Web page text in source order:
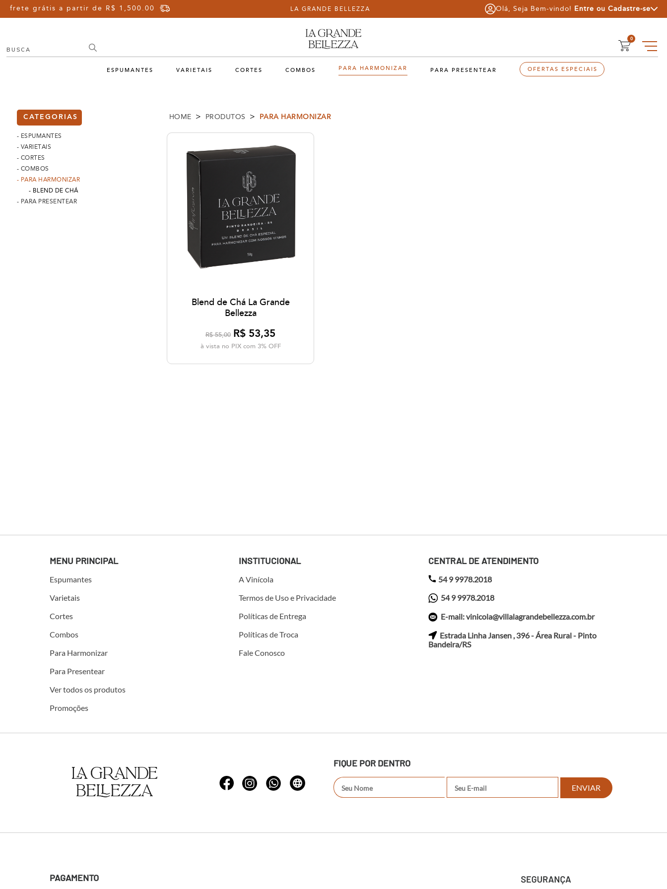
frete grátis a partir de R$ 1,500.00 LA GRANDE BELLEZZA Olá, Seja Bem-vindo! Entre ou Cadastre-se
0
ESPUMANTES VARIETAIS CORTES COMBOS PARA HARMONIZAR PARA PRESENTEAR OFERTAS ESPECIAIS
CATEGORIAS
- ESPUMANTES
- VARIETAIS
- CORTES
- COMBOS
- PARA HARMONIZAR
- BLEND DE CHÁ
- PARA PRESENTEAR
HOME > PRODUTOS > PARA HARMONIZAR
Blend de Chá La Grande
Bellezza
R$ 55,00 R$ 53,35
à vista no PIX com 3% OFF
MENU PRINCIPAL
Espumantes
Varietais
Cortes
Combos
Para Harmonizar
Para Presentear
Ver todos os produtos
Promoções
INSTITUCIONAL
A Vinícola
Termos de Uso e Privacidade
Políticas de Entrega
Políticas de Troca
Fale Conosco
CENTRAL DE ATENDIMENTO
54 9 9978.2018
54 9 9978.2018
E-mail: vinicola@villalagrandebellezza.com.br
Estrada Linha Jansen , 396 - Área Rural - Pinto
Bandeira/RS
FIQUE POR DENTRO
ENVIAR
PAGAMENTO